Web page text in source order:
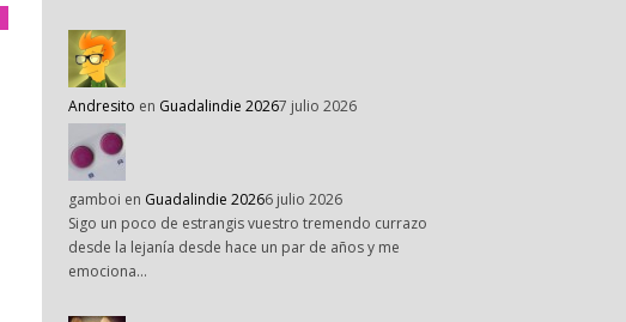
Andresito en Guadalindie 20267 julio 2026
gamboi en Guadalindie 20266 julio 2026
Sigo un poco de estrangis vuestro tremendo currazo
desde la lejanía desde hace un par de años y me
emociona…